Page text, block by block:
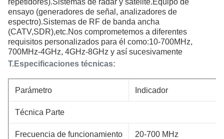
repetidores).Sistemas de radar y satélite.Equipo de
ensayo (generadores de señal, analizadores de
espectro).Sistemas de RF de banda ancha
(CATV,SDR),etc.Nos comprometemos a diferentes
requisitos personalizados para él como:10-700MHz,
700MHz-4GHz, 4GHz-8GHz y así sucesivamente
T.Especificaciones técnicas:
Parámetro Indicador
Técnica Parte
Frecuencia de funcionamiento 20-700 MHz